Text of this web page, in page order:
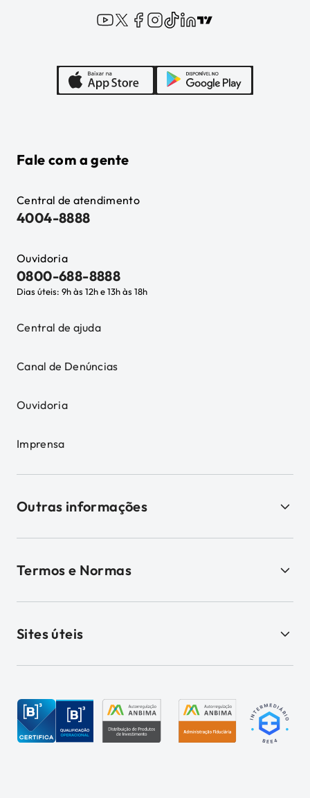
Fale com a gente
Central de atendimento
4004-8888
Ouvidoria
0800-688-8888
Dias úteis: 9h às 12h e 13h às 18h
Central de ajuda
Canal de Denúncias
Ouvidoria
Imprensa
Outras informações
Termos e Normas
Sites úteis